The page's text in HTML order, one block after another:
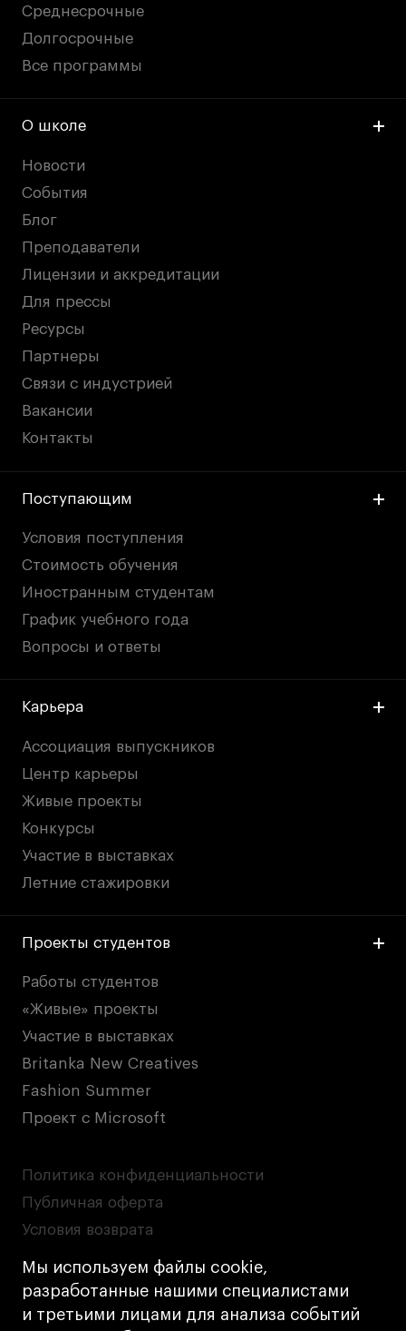
Мы используем файлы cookie,
разработанные нашими специалистами
и третьими лицами для анализа событий
Среднесрочные
Долгосрочные
Все программы
О школе
Новости
События
Блог
Преподаватели
Лицензии и аккредитации
Для прессы
Ресурсы
Партнеры
Связи с индустрией
Вакансии
Контакты
Поступающим
Условия поступления
Стоимость обучения
Иностранным студентам
График учебного года
Вопросы и ответы
Карьера
Ассоциация выпускников
Центр карьеры
Живые проекты
Конкурсы
Участие в выставках
Летние стажировки
Проекты студентов
Работы студентов
«Живые» проекты
Участие в выставках
Britanka New Creatives
Fashion Summer
Проект с Microsoft
Политика конфиденциальности
Публичная оферта
Условия возврата
Кредит на образование с господдержкой
Лицензия на осуществление образовательной
деятельности АНО ВО «Универсальный
Университет»